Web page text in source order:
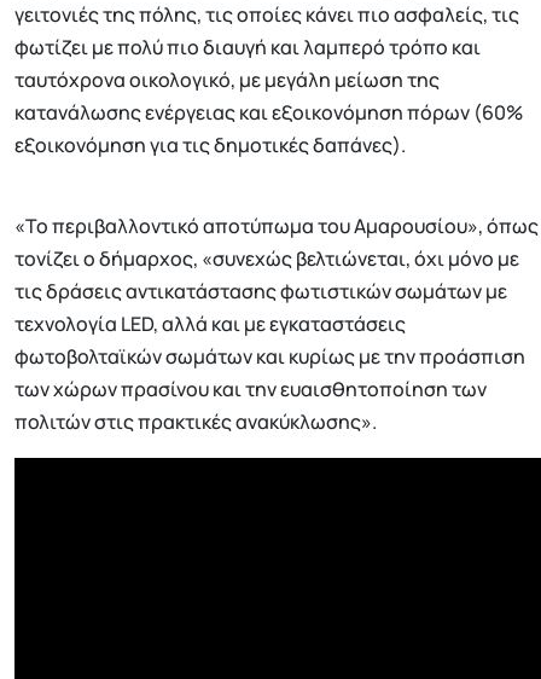
γειτονιές της πόλης, τις οποίες κάνει πιο ασφαλείς, τις
φωτίζει με πολύ πιο διαυγή και λαμπερό τρόπο και
ταυτόχρονα οικολογικό, με μεγάλη μείωση της
κατανάλωσης ενέργειας και εξοικονόμηση πόρων (60%
εξοικονόμηση για τις δημοτικές δαπάνες).
«Το περιβαλλοντικό αποτύπωμα του Αμαρουσίου», όπως
τονίζει ο δήμαρχος, «συνεχώς βελτιώνεται, όχι μόνο με
τις δράσεις αντικατάστασης φωτιστικών σωμάτων με
τεχνολογία LED, αλλά και με εγκαταστάσεις
φωτοβολταϊκών σωμάτων και κυρίως με την προάσπιση
των χώρων πρασίνου και την ευαισθητοποίηση των
πολιτών στις πρακτικές ανακύκλωσης».